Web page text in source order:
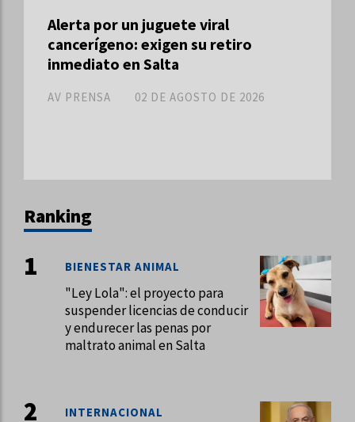
Alerta por un juguete viral
cancerígeno: exigen su retiro
inmediato en Salta
AV PRENSA 02 DE AGOSTO DE 2026
Ranking
"Ley Lola": el proyecto para
suspender licencias de conducir
y endurecer las penas por
maltrato animal en Salta
BIENESTAR ANIMAL
INTERNACIONAL